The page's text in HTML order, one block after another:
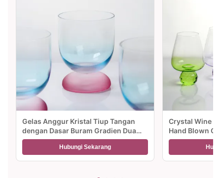
Gelas Anggur Kristal Tiup Tangan
dengan Dasar Buram Gradien Dua
Warna dan Kapasitas 300ml untuk
Anggur Koktail dan Dekorasi Rumah
Hubungi Sekarang
Crystal Wine
Hand Blown
Gradient dan
Ideal untuk